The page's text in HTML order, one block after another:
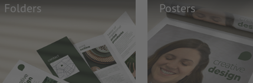
Folders Posters